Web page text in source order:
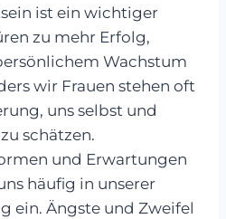
ist ein wichtiger
zu mehr Erfolg,
Wachstum
wir Frauen stehen oft
uns selbst und
schätzen.
und Erwartungen
häufig in unserer
ein. Ängste und Zweifel